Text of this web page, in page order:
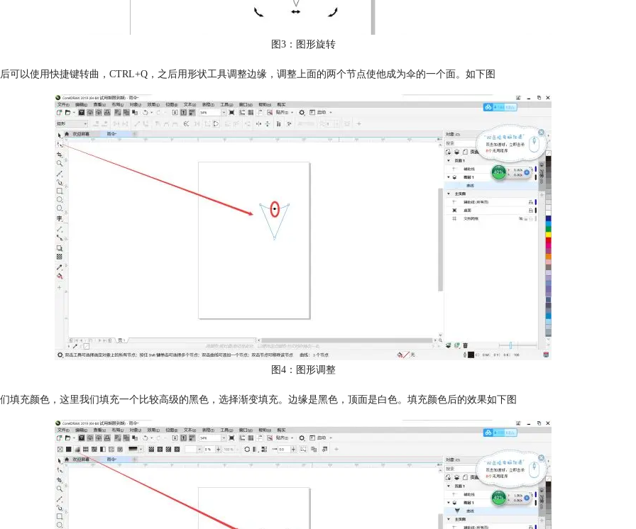
图3：图形旋转
可以使用快捷键转曲，CTRL+Q，之后用形状工具调整边缘，调整上面的两个节点使他成为伞的一个面。如下图
图4：图形调整
填充颜色，这里我们填充一个比较高级的黑色，选择渐变填充。边缘是黑色，顶面是白色。填充颜色后的效果如下图